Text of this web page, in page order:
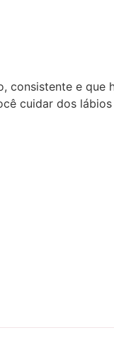
consistente e que
cuidar dos